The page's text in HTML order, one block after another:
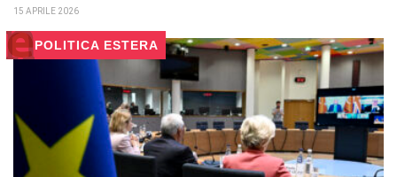
15 APRILE 2026
POLITICA ESTERA